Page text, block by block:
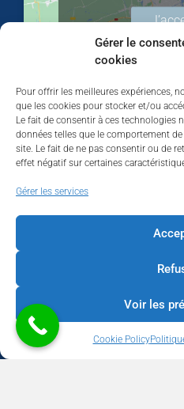
Gérer le
cookies
Pour offrir les meilleures expériences,
que les cookies pour stocker et/ou
Le fait de consentir à ces technologies
données telles que le comportement
site. Le fait de ne pas consentir ou de
effet négatif sur certaines
Gérer les services
Voir les
Cookie Policy
LES BÂTISSEURS DE LIÈGE
Par le Walhardent